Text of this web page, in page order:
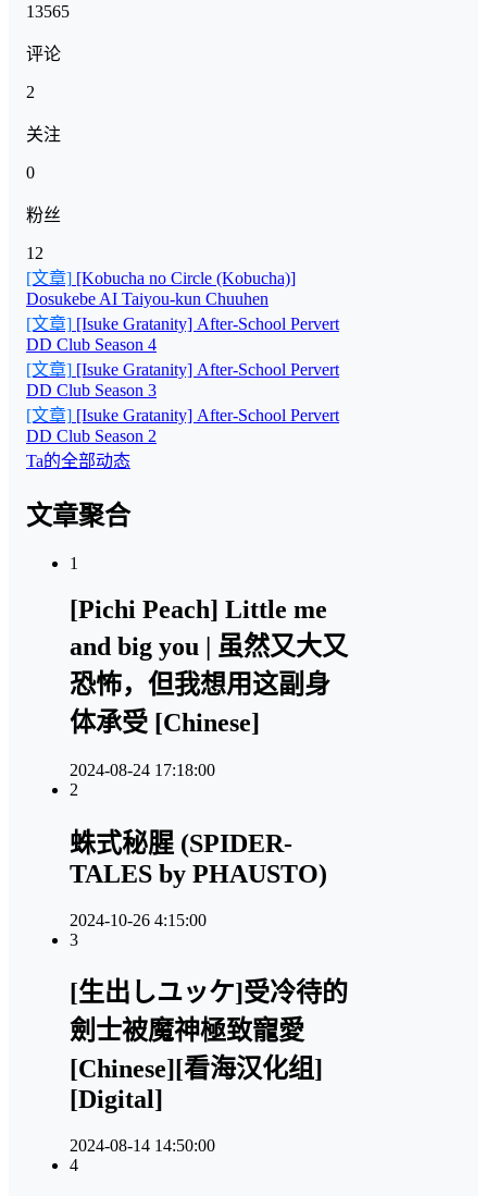
13565
评论
2
关注
0
粉丝
12
[文章] [Kobucha no Circle (Kobucha)]
Dosukebe AI Taiyou-kun Chuuhen
[文章] [Isuke Gratanity] After-School Pervert
DD Club Season 4
[文章] [Isuke Gratanity] After-School Pervert
DD Club Season 3
[文章] [Isuke Gratanity] After-School Pervert
DD Club Season 2
Ta的全部动态
文章聚合
1
[Pichi Peach] Little me
and big you | 虽然又大又
恐怖，但我想用这副身
体承受 [Chinese]
2024-08-24 17:18:00
2
蛛式秘腥 (SPIDER-
TALES by PHAUSTO)
2024-10-26 4:15:00
3
[生出しユッケ]受冷待的
劍士被魔神極致寵愛
[Chinese][看海汉化组]
[Digital]
2024-08-14 14:50:00
4